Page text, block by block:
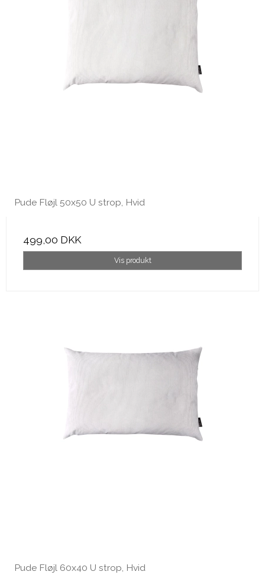
Pude Fløjl 50x50 U strop, Hvid
499,00 DKK
Vis produkt
Pude Fløjl 60x40 U strop, Hvid